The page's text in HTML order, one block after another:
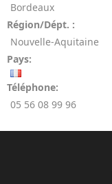
Bordeaux
Région/Dépt. :
Nouvelle-Aquitaine
Pays:
Téléphone:
05 56 08 99 96